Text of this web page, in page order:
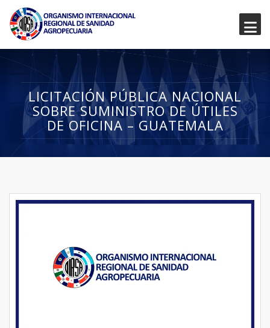
LICITACIÓN PÚBLICA NACIONAL
SOBRE SUMINISTRO DE ÚTILES
DE OFICINA – GUATEMALA